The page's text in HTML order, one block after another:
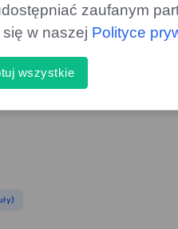
zaufanym
w naszej Polityce
wszystkie